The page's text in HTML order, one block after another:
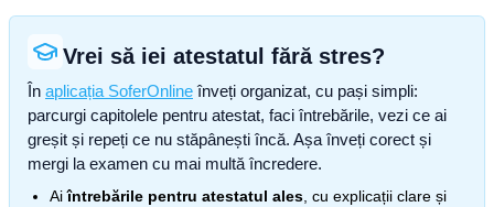
Vrei să iei atestatul fără stres?
În aplicația SoferOnline înveți organizat, cu pași simpli:
parcurgi capitolele pentru atestat, faci întrebările, vezi ce ai
greșit și repeți ce nu stăpânești încă. Așa înveți corect și
mergi la examen cu mai multă încredere.
Aiîntrebările pentru atestatul ales , cu explicații clare și